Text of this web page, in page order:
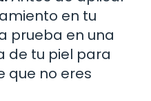
en tu
prueba en una
de tu piel para
que no eres